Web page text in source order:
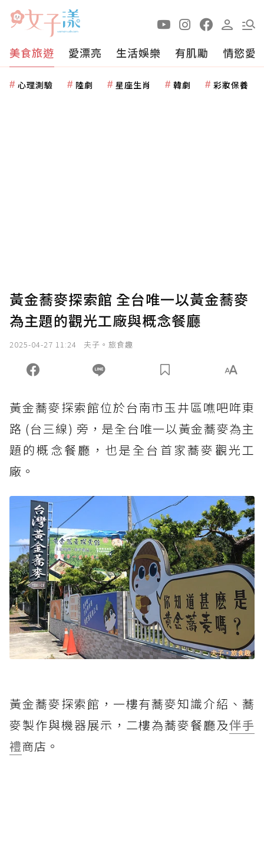
美食旅遊 愛漂亮 生活娛樂 有肌勵 情慾愛
心理測驗 陸劇 星座生肖 韓劇 彩妝保養
黃金蕎麥探索館 全台唯一以黃金蕎麥
為主題的觀光工廠與概念餐廳
2025-04-27 11:24 夫子。旅食趣
黃金蕎麥探索館位於台南市玉井區噍吧哖東
路 (台三線) 旁，是全台唯一以黃金蕎麥為主
題的概念餐廳，也是全台首家蕎麥觀光工
廠。
黃金蕎麥探索館，一樓有蕎麥知識介紹、蕎
麥製作與機器展示，二樓為蕎麥餐廳及伴手
禮商店。